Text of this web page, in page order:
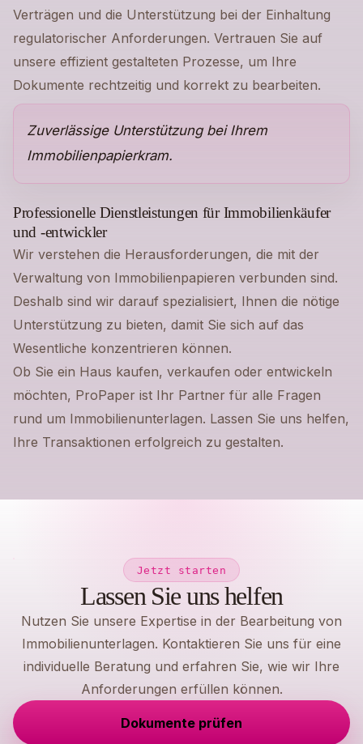
Verträgen und die Unterstützung bei der Einhaltung
regulatorischer Anforderungen. Vertrauen Sie auf
unsere effizient gestalteten Prozesse, um Ihre
Dokumente rechtzeitig und korrekt zu bearbeiten.
Zuverlässige Unterstützung bei Ihrem
Immobilienpapierkram.
Professionelle Dienstleistungen für Immobilienkäufer
und -entwickler
Wir verstehen die Herausforderungen, die mit der
Verwaltung von Immobilienpapieren verbunden sind.
Deshalb sind wir darauf spezialisiert, Ihnen die nötige
Unterstützung zu bieten, damit Sie sich auf das
Wesentliche konzentrieren können.
Ob Sie ein Haus kaufen, verkaufen oder entwickeln
möchten, ProPaper ist Ihr Partner für alle Fragen
rund um Immobilienunterlagen. Lassen Sie uns helfen,
Ihre Transaktionen erfolgreich zu gestalten.
Jetzt starten
Lassen Sie uns helfen
Nutzen Sie unsere Expertise in der Bearbeitung von
Immobilienunterlagen. Kontaktieren Sie uns für eine
individuelle Beratung und erfahren Sie, wie wir Ihre
Anforderungen erfüllen können.
Dokumente prüfen